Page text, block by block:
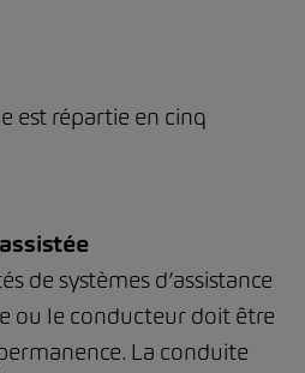
est répartie en cinq
de systèmes d’assistance
ou le conducteur doit être
La conduite